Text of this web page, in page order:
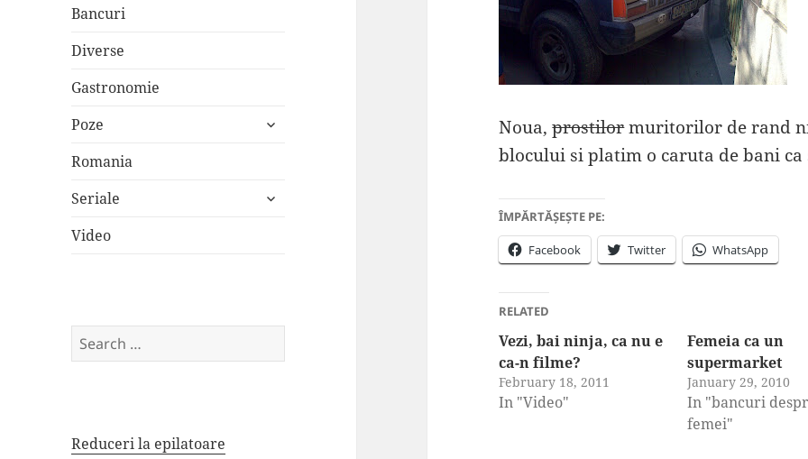
Bancuri
Diverse
Gastronomie
Poze
expand
Romania
Seriale
expand
Video
Search
for:
Reduceri la epilatoare
Noua,prostilormuritorilor de rand
blocului si platim o caruta de bani
ÎMPĂRTĂȘEȘTE PE:
Facebook Twitter WhatsApp
RELATED
Vezi, bai ninja, ca nu e
ca-n filme?
February 18, 2011
In "Video"
Femeia ca un
supermarket
January 29, 2010
In "bancuri
femei"